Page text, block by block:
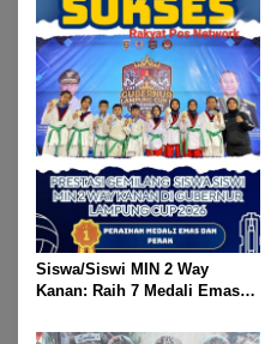
Siswa/Siswi MIN 2 Way
Kanan: Raih 7 Medali Emas
Gubernur Lampung Cup 2